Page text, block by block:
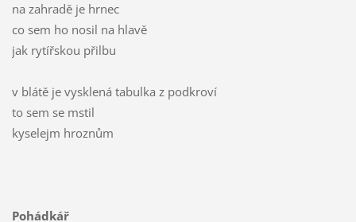
na zahradě je hrnec
co sem ho nosil na hlavě
jak rytířskou přilbu
v blátě je vysklená tabulka z podkroví
to sem se mstil
kyselejm hroznům
Pohádkář